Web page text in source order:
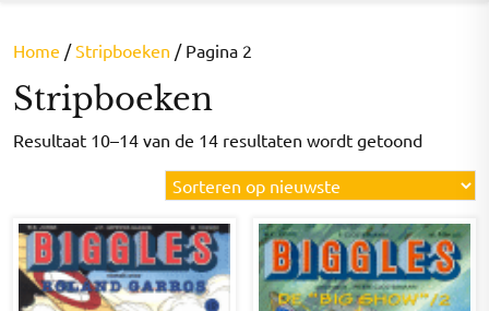
Home /Stripboeken / Pagina 2
Stripboeken
Resultaat 10–14 van de 14 resultaten wordt getoond
op